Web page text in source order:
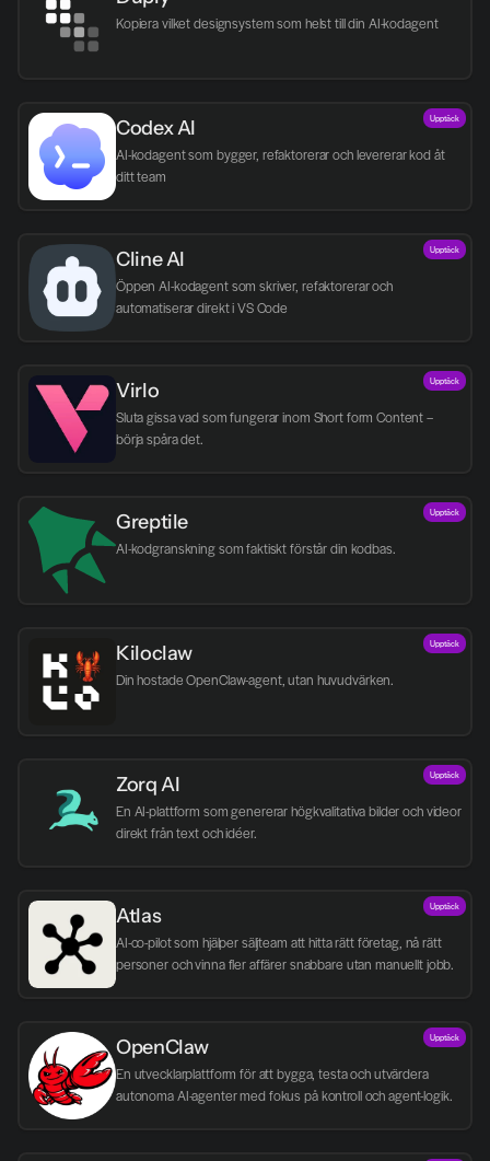
Kopiera vilket designsystem som helst till din AI-kodagent
Codex AI
AI-kodagent som bygger, refaktorerar och levererar kod åt
ditt team
Upptäck
Cline AI
Öppen AI-kodagent som skriver, refaktorerar och
automatiserar direkt i VS Code
Upptäck
Virlo
Sluta gissa vad som fungerar inom Short form Content –
börja spåra det.
Upptäck
Greptile
AI-kodgranskning som faktiskt förstår din kodbas.
Upptäck
Kiloclaw
Din hostade OpenClaw-agent, utan huvudvärken.
Upptäck
Zorq AI
En AI-plattform som genererar högkvalitativa bilder och videor
direkt från text och idéer.
Upptäck
Atlas
AI-co-pilot som hjälper säljteam att hitta rätt företag, nå rätt
personer och vinna fler affärer snabbare utan manuellt jobb.
Upptäck
OpenClaw
En utvecklarplattform för att bygga, testa och utvärdera
autonoma AI-agenter med fokus på kontroll och agent-logik.
Upptäck